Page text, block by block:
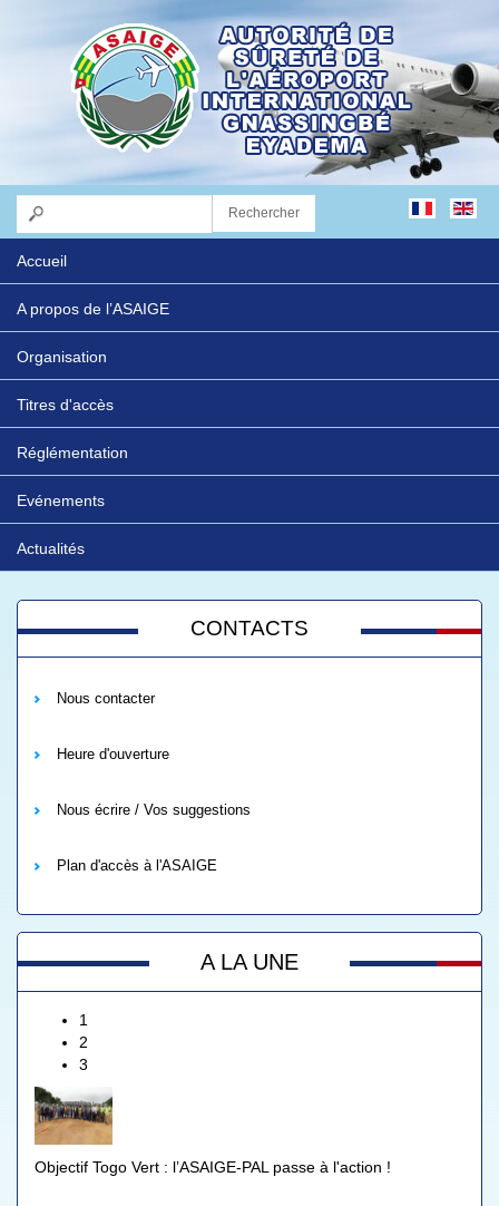
Accueil
A propos de l’ASAIGE
Organisation
Titres d'accès
Réglémentation
Evénements
Actualités
CONTACTS
Nous contacter
Heure d'ouverture
Nous écrire / Vos suggestions
Plan d'accès à l'ASAIGE
A LA UNE
1
2
3
Objectif Togo Vert : l’ASAIGE-PAL passe à l'action !